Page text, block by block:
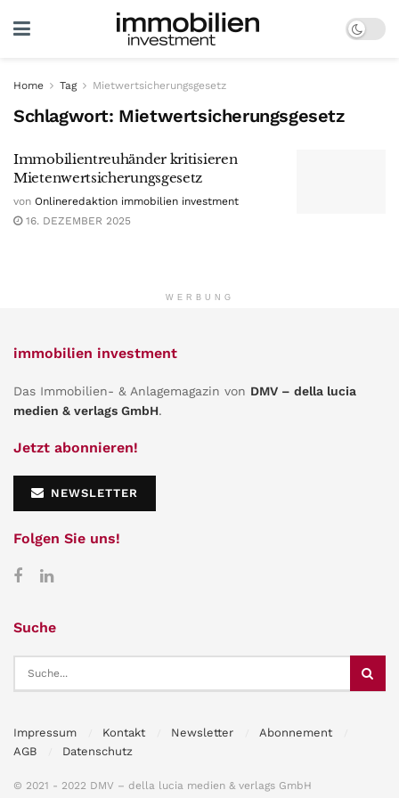
Home Tag Mietwertsicherungsgesetz
Schlagwort: Mietwertsicherungsgesetz
Immobilientreuhänder kritisieren
Mietenwertsicherungsgesetz
von Onlineredaktion immobilien investment
16. DEZEMBER 2025
WERBUNG
immobilien investment
Das Immobilien- & Anlagemagazin von DMV – della lucia
medien & verlags GmbH.
Jetzt abonnieren!
NEWSLETTER
Folgen Sie uns!
Suche
Impressum Kontakt Newsletter
Abonnement
AGB
Datenschutz
© 2021 - 2022 DMV – della lucia medien & verlags GmbH